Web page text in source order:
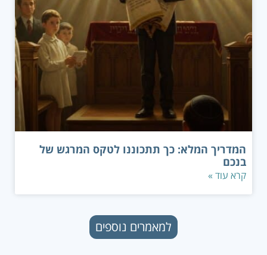
המדריך המלא: כך תתכוננו לטקס המרגש של
בנכם
קרא עוד »
למאמרים נוספים